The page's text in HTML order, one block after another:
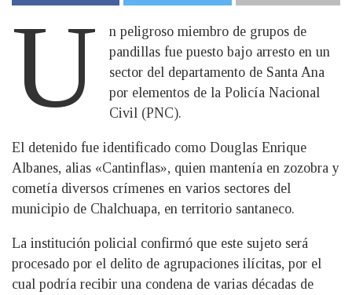
U
n peligroso miembro de grupos de
pandillas fue puesto bajo arresto en un
sector del departamento de Santa Ana
por elementos de la Policía Nacional
Civil (PNC).
El detenido fue identificado como Douglas Enrique
Albanes, alias «Cantinflas», quien mantenía en zozobra y
cometía diversos crímenes en varios sectores del
municipio de Chalchuapa, en territorio santaneco.
La institución policial confirmó que este sujeto será
procesado por el delito de agrupaciones ilícitas, por el
cual podría recibir una condena de varias décadas de